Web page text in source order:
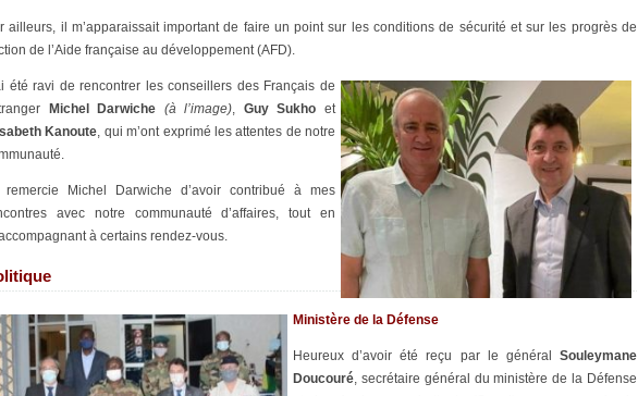
ailleurs, il m’apparaissait important de faire un point sur les conditions de sécurité et sur les progrès de
de l’Aide française au développement (AFD).
été ravi de rencontrer les conseillers des Français de
Michel Darwiche (à l’image), Guy Sukho et
Kanoute, qui m’ont exprimé les attentes de notre
remercie Michel Darwiche d’avoir contribué à mes
avec notre communauté d’affaires, tout en
à certains rendez-vous.
Ministère de la Défense
Heureux d’avoir été reçu par le général Souleymane
Doucouré, secrétaire général du ministère de la Défense